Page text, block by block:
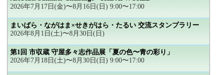
2026年7月17日(金)〜8月16日(日) 9:00〜17:00
まいばら・ながはま×せきがはら・たるい 交流スタンプラリー
2026年8月1日(土)〜8月30日(日)
第1回 市収蔵 守屋多々志作品展「夏の色〜青の彩り」
2026年7月18日(土)〜8月30日(日) 9:00〜17:00